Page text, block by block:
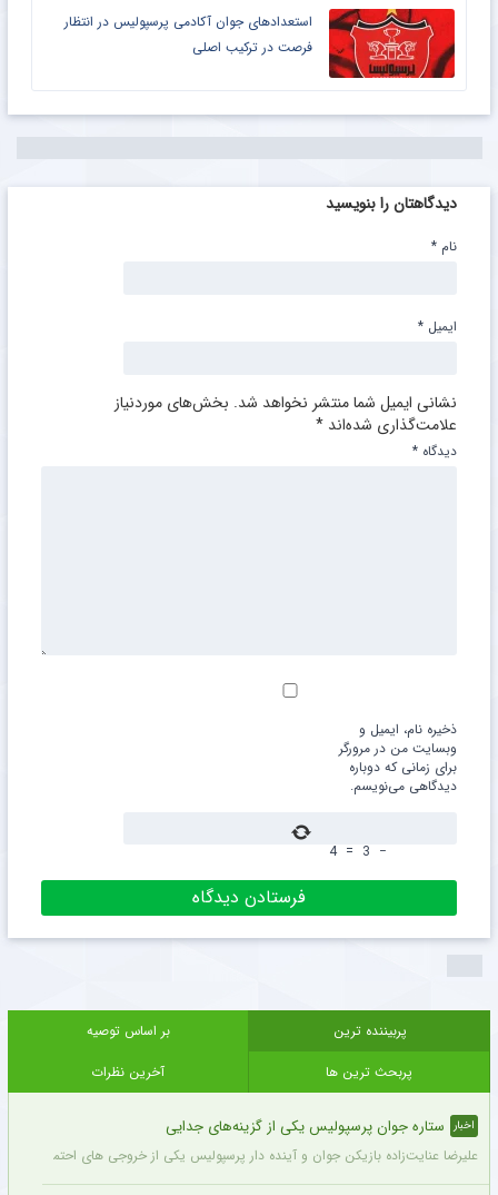
استعدادهای جوان آکادمی پرسپولیس در انتظار
فرصت در ترکیب اصلی
دیدگاهتان را بنویسید
نشانی ایمیل شما منتشر نخواهد شد. بخش‌های موردنیاز
علامت‌گذاری شده‌اند *
دیدگاه *
نام *
ایمیل *
ذخیره نام، ایمیل و
وبسایت من در مرورگر
برای زمانی که دوباره
دیدگاهی می‌نویسم.
−
3
=
4
پربیننده ترین
بر اساس توصیه
پربحث ترین ها
آخرین نظرات
اخبار ستاره جوان پرسپولیس یکی از گزینه‌های جدایی
علیرضا عنایت‌زاده بازیکن جوان و آینده دار پرسپولیس یکی از خروجی های احتمالی